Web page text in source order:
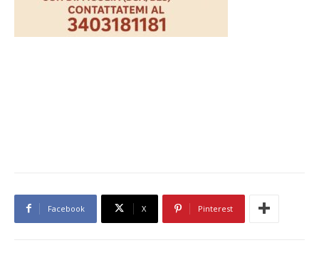
Facebook X Pinterest